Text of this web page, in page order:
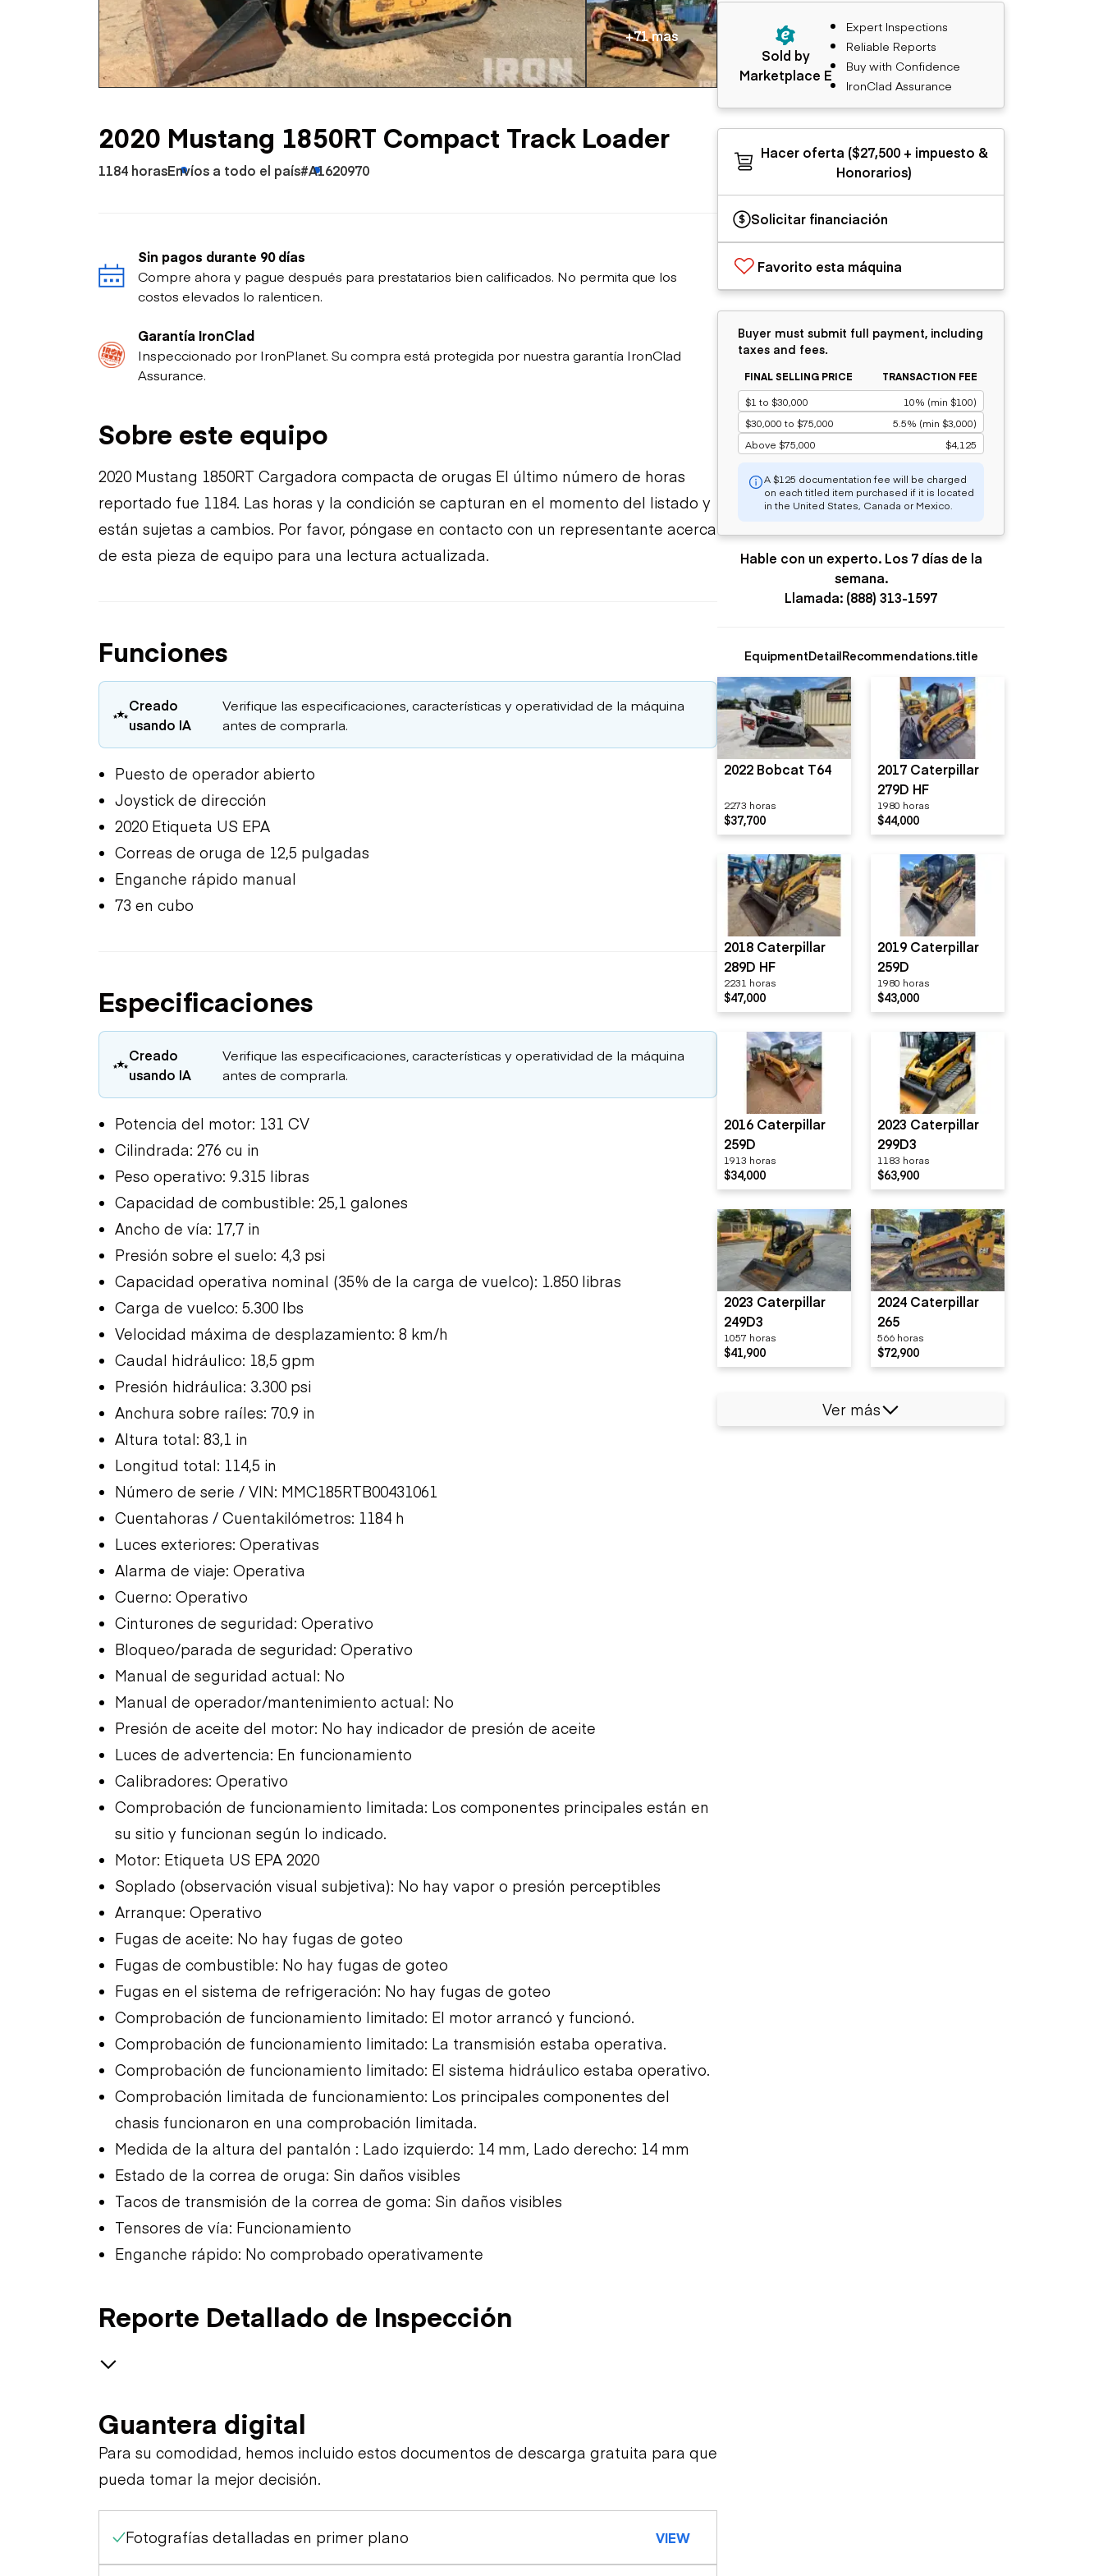
Petróleo y gas
Excavadoras
Motoniveladoras
Minicargadoras
Omitir cargadores
Raspadores
Trailers
Remolques volcados
Remolques de
plataforma
Remolques de troncos
+71 mas
2020 Mustang 1850RT Compact Track Loader
1184 horasEnvíos a todo el país#A1620970
Sin pagos durante 90 días
Compre ahora y pague después para prestatarios bien calificados. No permita que los
costos elevados lo ralenticen.
Garantía IronClad
Inspeccionado por IronPlanet. Su compra está protegida por nuestra garantía IronClad
Assurance.
Sobre este equipo
2020 Mustang 1850RT Cargadora compacta de orugas El último número de horas
reportado fue 1184. Las horas y la condición se capturan en el momento del listado y
están sujetas a cambios. Por favor, póngase en contacto con un representante acerca
de esta pieza de equipo para una lectura actualizada.
Funciones
Creado
usando IA
Verifique las especificaciones, características y operatividad de la máquina
antes de comprarla.
Puesto de operador abierto
Joystick de dirección
2020 Etiqueta US EPA
Correas de oruga de 12,5 pulgadas
Enganche rápido manual
73 en cubo
Especificaciones
Creado
usando IA
Verifique las especificaciones, características y operatividad de la máquina
antes de comprarla.
Potencia del motor: 131 CV
Cilindrada: 276 cu in
Peso operativo: 9.315 libras
Capacidad de combustible: 25,1 galones
Ancho de vía: 17,7 in
Presión sobre el suelo: 4,3 psi
Capacidad operativa nominal (35% de la carga de vuelco): 1.850 libras
Carga de vuelco: 5.300 lbs
Velocidad máxima de desplazamiento: 8 km/h
Caudal hidráulico: 18,5 gpm
Presión hidráulica: 3.300 psi
Anchura sobre raíles: 70.9 in
Altura total: 83,1 in
Longitud total: 114,5 in
Número de serie / VIN: MMC185RTB00431061
Cuentahoras / Cuentakilómetros: 1184 h
Luces exteriores: Operativas
Alarma de viaje: Operativa
Cuerno: Operativo
Cinturones de seguridad: Operativo
Bloqueo/parada de seguridad: Operativo
Manual de seguridad actual: No
Manual de operador/mantenimiento actual: No
Presión de aceite del motor: No hay indicador de presión de aceite
Luces de advertencia: En funcionamiento
Calibradores: Operativo
Comprobación de funcionamiento limitada: Los componentes principales están en
su sitio y funcionan según lo indicado.
Motor: Etiqueta US EPA 2020
Soplado (observación visual subjetiva): No hay vapor o presión perceptibles
Arranque: Operativo
Fugas de aceite: No hay fugas de goteo
Fugas de combustible: No hay fugas de goteo
Fugas en el sistema de refrigeración: No hay fugas de goteo
Comprobación de funcionamiento limitado: El motor arrancó y funcionó.
Comprobación de funcionamiento limitado: La transmisión estaba operativa.
Comprobación de funcionamiento limitado: El sistema hidráulico estaba operativo.
Comprobación limitada de funcionamiento: Los principales componentes del
chasis funcionaron en una comprobación limitada.
Medida de la altura del pantalón : Lado izquierdo: 14 mm, Lado derecho: 14 mm
Estado de la correa de oruga: Sin daños visibles
Tacos de transmisión de la correa de goma: Sin daños visibles
Tensores de vía: Funcionamiento
Enganche rápido: No comprobado operativamente
Reporte Detallado de Inspección
Luces Exteriores
Estación de Control
Guantera digital
Para su comodidad, hemos incluido estos documentos de descarga gratuita para que
pueda tomar la mejor decisión.
Fotografías detalladas en primer plano VIEW
Sold by
Marketplace E
Expert Inspections
Reliable Reports
Buy with Confidence
IronClad Assurance
Hacer oferta ($27,500 + impuesto &
Honorarios)
Solicitar financiación
Favorito esta máquina
Buyer must submit full payment, including
taxes and fees.
FINAL SELLING PRICE
TRANSACTION FEE
$1 to $30,000
10% (min $100)
$30,000 to $75,000
5.5% (min $3,000)
Above $75,000
$4,125
A $125 documentation fee will be charged
on each titled item purchased if it is located
in the United States, Canada or Mexico.
Hable con un experto. Los 7 días de la
semana.
Llamada: (888) 313-1597
EquipmentDetailRecommendations.title
2022 Bobcat T64
2273 horas
$37,700
2017 Caterpillar
279D HF
1980 horas
$44,000
2018 Caterpillar
289D HF
2231 horas
$47,000
2019 Caterpillar
259D
1980 horas
$43,000
2016 Caterpillar
259D
1913 horas
$34,000
2023 Caterpillar
299D3
1183 horas
$63,900
2023 Caterpillar
249D3
1057 horas
$41,900
2024 Caterpillar
265
566 horas
$72,900
Ver más